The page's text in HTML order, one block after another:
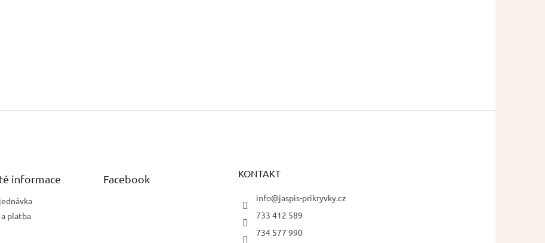
informace
platba
Facebook KONTAKT
info@jaspis-prikryvky.cz
733 412 589
734 577 990